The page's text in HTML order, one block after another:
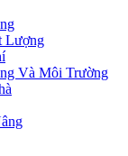
Lượng
Và Môi Trường